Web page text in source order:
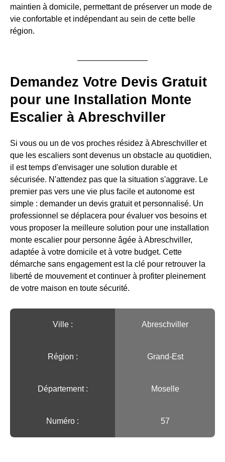
maintien à domicile, permettant de préserver un mode de
vie confortable et indépendant au sein de cette belle
région.
Demandez Votre Devis Gratuit
pour une Installation Monte
Escalier à Abreschviller
Si vous ou un de vos proches résidez à Abreschviller et
que les escaliers sont devenus un obstacle au quotidien,
il est temps d'envisager une solution durable et
sécurisée. N'attendez pas que la situation s'aggrave. Le
premier pas vers une vie plus facile et autonome est
simple : demander un devis gratuit et personnalisé. Un
professionnel se déplacera pour évaluer vos besoins et
vous proposer la meilleure solution pour une installation
monte escalier pour personne âgée à Abreschviller,
adaptée à votre domicile et à votre budget. Cette
démarche sans engagement est la clé pour retrouver la
liberté de mouvement et continuer à profiter pleinement
de votre maison en toute sécurité.
Ville :️ Abreschviller
Région :️ Grand-Est
Département : Moselle
Numéro : 57